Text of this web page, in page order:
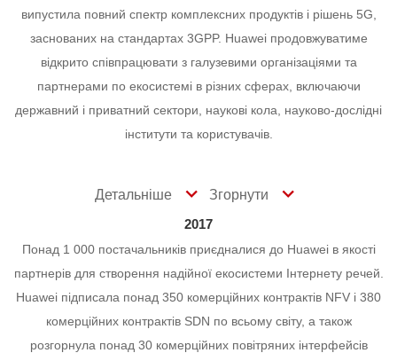
випустила повний спектр комплексних продуктів і рішень 5G,
заснованих на стандартах 3GPP. Huawei продовжуватиме
відкрито співпрацювати з галузевими організаціями та
партнерами по екосистемі в різних сферах, включаючи
державний і приватний сектори, наукові кола, науково-дослідні
інститути та користувачів.
Детальніше
Згорнути
2017
Понад 1 000 постачальників приєдналися до Huawei в якості
партнерів для створення надійної екосистеми Інтернету речей.
Huawei підписала понад 350 комерційних контрактів NFV і 380
комерційних контрактів SDN по всьому світу, а також
розгорнула понад 30 комерційних повітряних інтерфейсів